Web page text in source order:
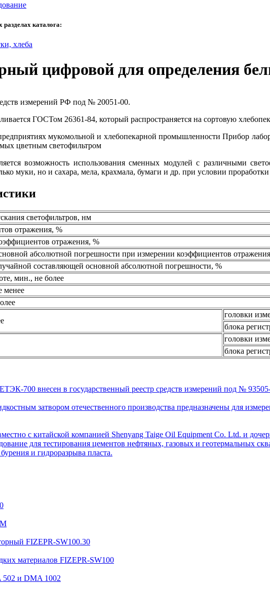
каталога:
хлеба
цифровой для определения
измерений РФ под № 20051-00.
ГОСТом 26361-84, который распространяется на сортовую
мукомольной и хлебопекарной промышленности Прибор
цветным светофильтром
возможность использования сменных модулей с различными
муки, но и сахара, мела, крахмала, бумаги и др. при условии
светофильтров, нм
отражения, %
отражения, %
абсолютной погрешности при измерении коэффициентов
составляющей основной абсолютной погрешности, %
мин., не более
менее
головки
блока
головки
блока
700 внесен в государственный реестр средств измерений под №
затвором отечественного производства предназначены для
с китайской компанией Shenyang Taige Oil Equipment Co. Ltd. и
для тестирования цементов нефтяных, газовых и геотермальных
и гидроразрыва пласта.
FIZEPR-SW100.30
материалов FIZEPR-SW100
и DMA 1002